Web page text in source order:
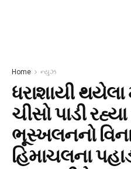
Home ન્યુઝ
ધરાશાયી થયેલા
ચીસો પાડી
ભૂસ્ખલનનો
હિમાચલના